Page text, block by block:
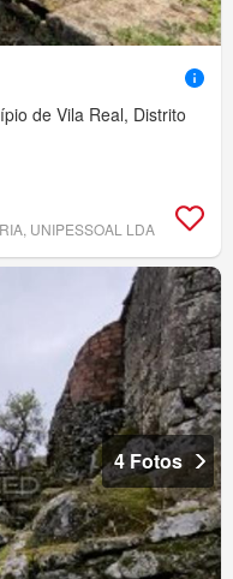
de Vila Real, Distrito
UNIPESSOAL LDA
4 Fotos